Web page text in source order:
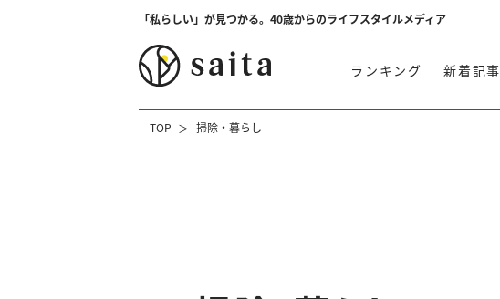
「私らしい」が見つかる。40歳からのライフスタイルメディア
ランキング 新着記事
TOP 掃除・暮らし